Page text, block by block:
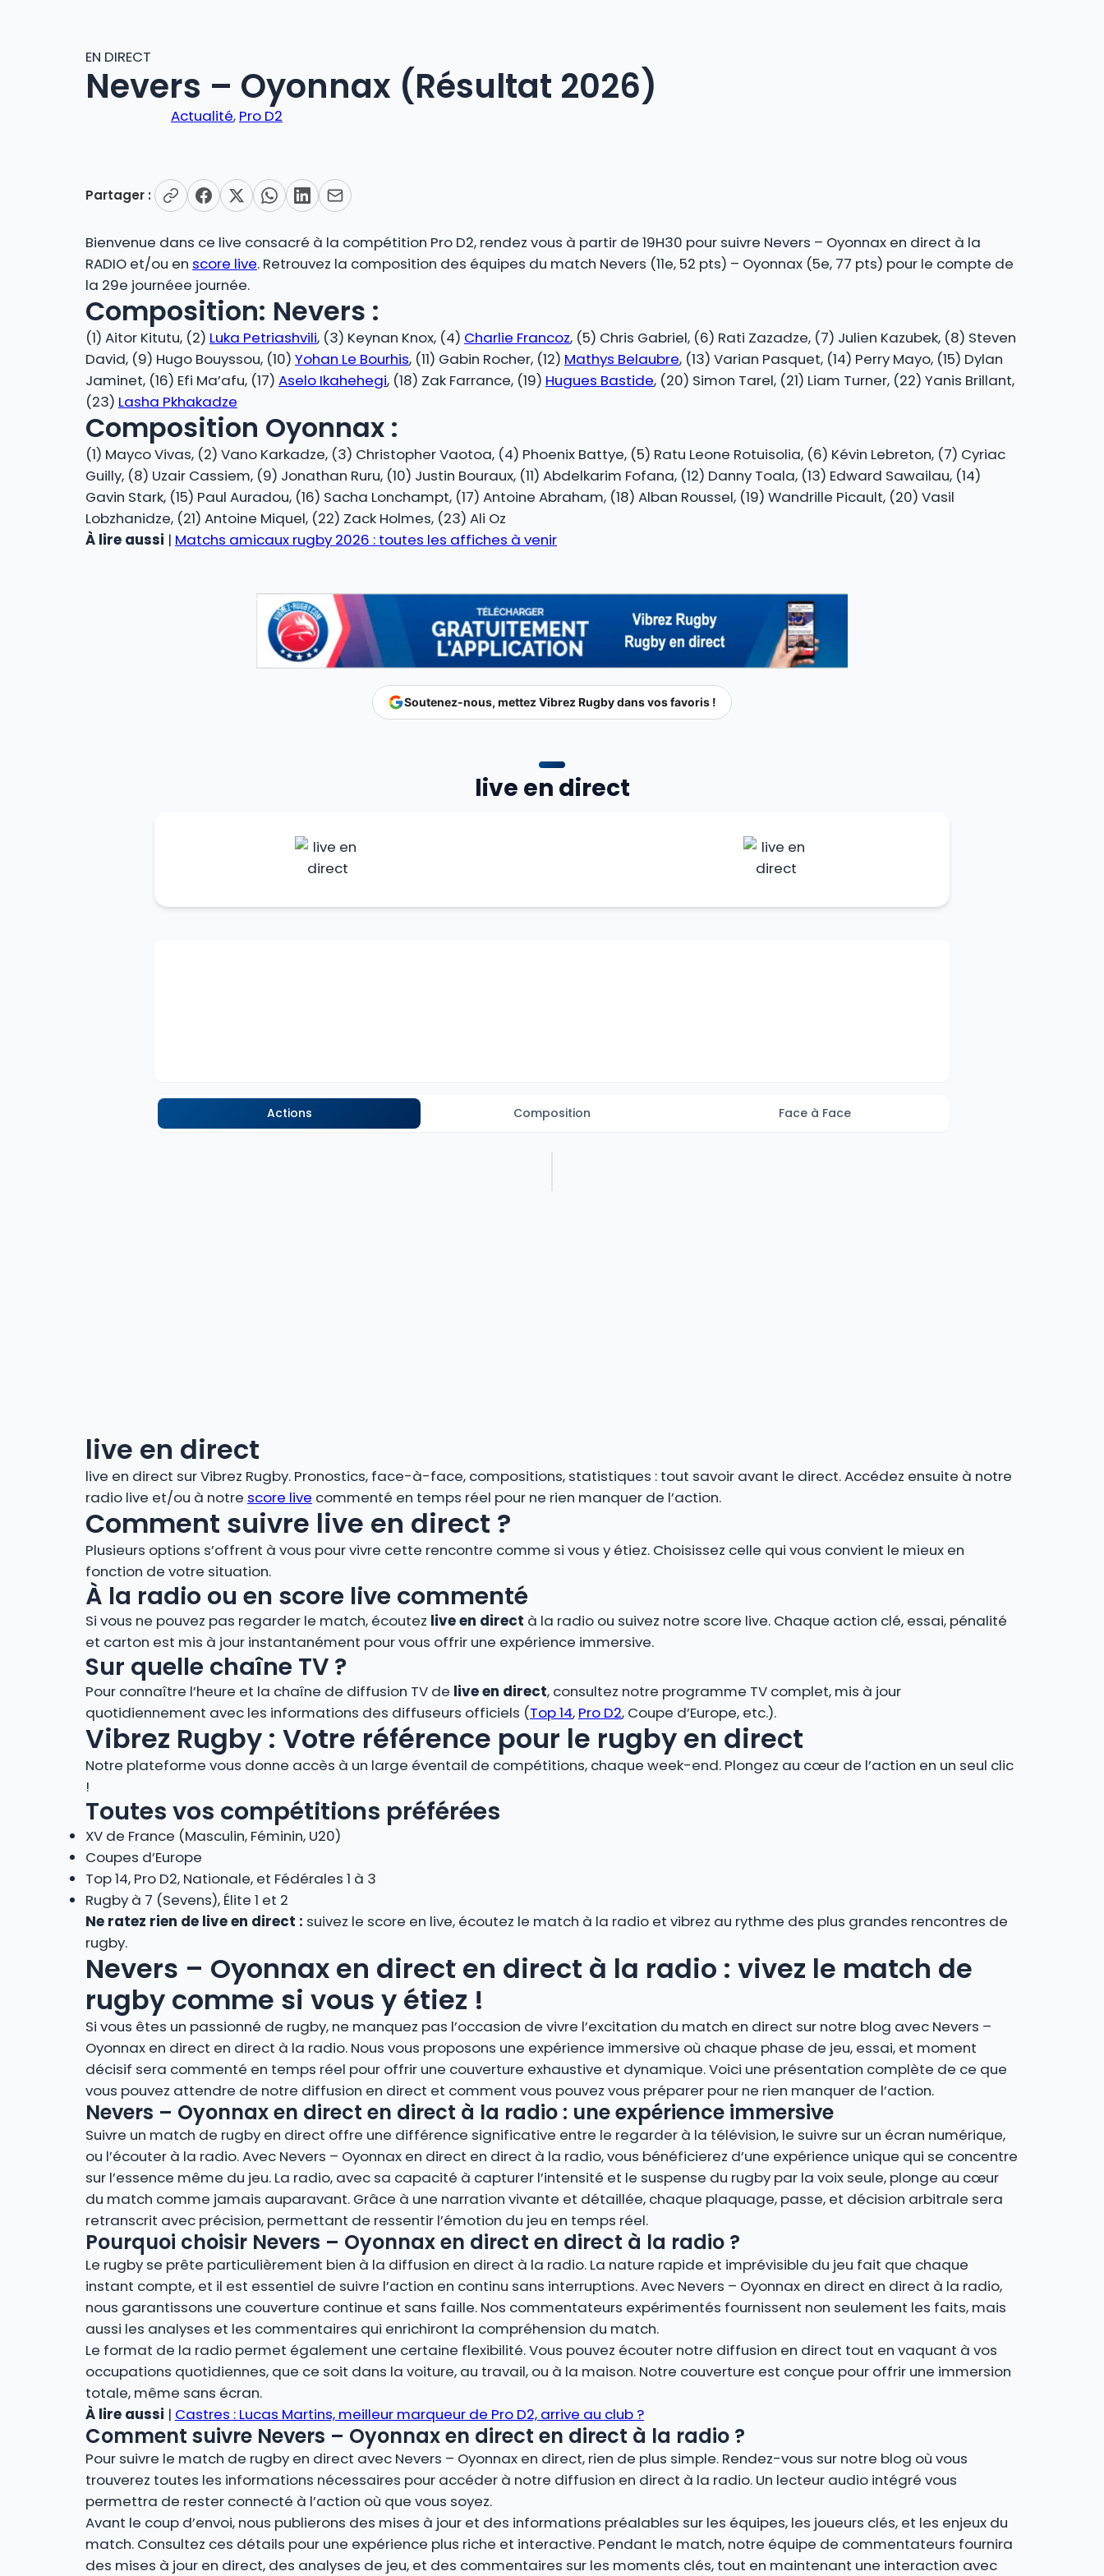
EN DIRECT
Nevers – Oyonnax (Résultat 2026)
Actualité, Pro D2
Partager :
Bienvenue dans ce live consacré à la compétition Pro D2, rendez vous à partir de 19H30 pour suivre Nevers – Oyonnax en direct à la
RADIO et/ou en score live. Retrouvez la composition des équipes du match Nevers (11e, 52 pts) – Oyonnax (5e, 77 pts) pour le compte de
la 29e journéee journée.
Composition: Nevers :
(1) Aitor Kitutu, (2) Luka Petriashvili, (3) Keynan Knox, (4) Charlie Francoz, (5) Chris Gabriel, (6) Rati Zazadze, (7) Julien Kazubek, (8) Steven
David, (9) Hugo Bouyssou, (10) Yohan Le Bourhis, (11) Gabin Rocher, (12) Mathys Belaubre, (13) Varian Pasquet, (14) Perry Mayo, (15) Dylan
Jaminet, (16) Efi Ma’afu, (17) Aselo Ikahehegi, (18) Zak Farrance, (19) Hugues Bastide, (20) Simon Tarel, (21) Liam Turner, (22) Yanis Brillant,
(23) Lasha Pkhakadze
Composition Oyonnax :
(1) Mayco Vivas, (2) Vano Karkadze, (3) Christopher Vaotoa, (4) Phoenix Battye, (5) Ratu Leone Rotuisolia, (6) Kévin Lebreton, (7) Cyriac
Guilly, (8) Uzair Cassiem, (9) Jonathan Ruru, (10) Justin Bouraux, (11) Abdelkarim Fofana, (12) Danny Toala, (13) Edward Sawailau, (14)
Gavin Stark, (15) Paul Auradou, (16) Sacha Lonchampt, (17) Antoine Abraham, (18) Alban Roussel, (19) Wandrille Picault, (20) Vasil
Lobzhanidze, (21) Antoine Miquel, (22) Zack Holmes, (23) Ali Oz
À lire aussi | Matchs amicaux rugby 2026 : toutes les affiches à venir
Soutenez-nous, mettez Vibrez Rugby dans vos favoris !
live en direct
Actions Composition Face à Face
live en direct
live en direct sur Vibrez Rugby. Pronostics, face-à-face, compositions, statistiques : tout savoir avant le direct. Accédez ensuite à notre
radio live et/ou à notre score live commenté en temps réel pour ne rien manquer de l’action.
Comment suivre live en direct ?
Plusieurs options s’offrent à vous pour vivre cette rencontre comme si vous y étiez. Choisissez celle qui vous convient le mieux en
fonction de votre situation.
À la radio ou en score live commenté
Si vous ne pouvez pas regarder le match, écoutez live en direct à la radio ou suivez notre score live. Chaque action clé, essai, pénalité
et carton est mis à jour instantanément pour vous offrir une expérience immersive.
Sur quelle chaîne TV ?
Pour connaître l’heure et la chaîne de diffusion TV de live en direct, consultez notre programme TV complet, mis à jour
quotidiennement avec les informations des diffuseurs officiels (Top 14, Pro D2, Coupe d’Europe, etc.).
Vibrez Rugby : Votre référence pour le rugby en direct
Notre plateforme vous donne accès à un large éventail de compétitions, chaque week-end. Plongez au cœur de l’action en un seul clic
!
Toutes vos compétitions préférées
XV de France (Masculin, Féminin, U20)
Coupes d’Europe
Top 14, Pro D2, Nationale, et Fédérales 1 à 3
Rugby à 7 (Sevens), Élite 1 et 2
Ne ratez rien de live en direct : suivez le score en live, écoutez le match à la radio et vibrez au rythme des plus grandes rencontres de
rugby.
Nevers – Oyonnax en direct en direct à la radio : vivez le match de
rugby comme si vous y étiez !
Si vous êtes un passionné de rugby, ne manquez pas l’occasion de vivre l’excitation du match en direct sur notre blog avec Nevers –
Oyonnax en direct en direct à la radio. Nous vous proposons une expérience immersive où chaque phase de jeu, essai, et moment
décisif sera commenté en temps réel pour offrir une couverture exhaustive et dynamique. Voici une présentation complète de ce que
vous pouvez attendre de notre diffusion en direct et comment vous pouvez vous préparer pour ne rien manquer de l’action.
Nevers – Oyonnax en direct en direct à la radio : une expérience immersive
Suivre un match de rugby en direct offre une différence significative entre le regarder à la télévision, le suivre sur un écran numérique,
ou l’écouter à la radio. Avec Nevers – Oyonnax en direct en direct à la radio, vous bénéficierez d’une expérience unique qui se concentre
sur l’essence même du jeu. La radio, avec sa capacité à capturer l’intensité et le suspense du rugby par la voix seule, plonge au cœur
du match comme jamais auparavant. Grâce à une narration vivante et détaillée, chaque plaquage, passe, et décision arbitrale sera
retranscrit avec précision, permettant de ressentir l’émotion du jeu en temps réel.
Pourquoi choisir Nevers – Oyonnax en direct en direct à la radio ?
Le rugby se prête particulièrement bien à la diffusion en direct à la radio. La nature rapide et imprévisible du jeu fait que chaque
instant compte, et il est essentiel de suivre l’action en continu sans interruptions. Avec Nevers – Oyonnax en direct en direct à la radio,
nous garantissons une couverture continue et sans faille. Nos commentateurs expérimentés fournissent non seulement les faits, mais
aussi les analyses et les commentaires qui enrichiront la compréhension du match.
Le format de la radio permet également une certaine flexibilité. Vous pouvez écouter notre diffusion en direct tout en vaquant à vos
occupations quotidiennes, que ce soit dans la voiture, au travail, ou à la maison. Notre couverture est conçue pour offrir une immersion
totale, même sans écran.
À lire aussi | Castres : Lucas Martins, meilleur marqueur de Pro D2, arrive au club ?
Comment suivre Nevers – Oyonnax en direct en direct à la radio ?
Pour suivre le match de rugby en direct avec Nevers – Oyonnax en direct, rien de plus simple. Rendez-vous sur notre blog où vous
trouverez toutes les informations nécessaires pour accéder à notre diffusion en direct à la radio. Un lecteur audio intégré vous
permettra de rester connecté à l’action où que vous soyez.
Avant le coup d’envoi, nous publierons des mises à jour et des informations préalables sur les équipes, les joueurs clés, et les enjeux du
match. Consultez ces détails pour une expérience plus riche et interactive. Pendant le match, notre équipe de commentateurs fournira
des mises à jour en direct, des analyses de jeu, et des commentaires sur les moments clés, tout en maintenant une interaction avec